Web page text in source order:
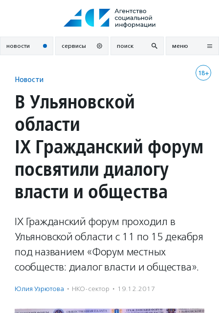
новости сервисы поиск меню
18+
Новости
В Ульяновской
области
IX Гражданский форум
посвятили диалогу
власти и общества
IX Гражданский форум проходил в
Ульяновской области с 11 по 15 декабря
под названием «Форум местных
сообществ: диалог власти и общества».
Юлия Узрютова · НКО-сектор · 19.12.2017